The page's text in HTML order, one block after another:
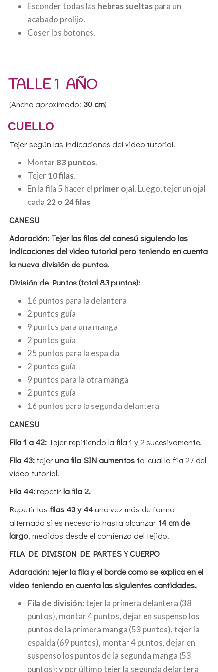
Esconder todas las hebras sueltaspara un
acabado prolijo.
Coser los botones.
TALLE 1 AÑO
(Ancho aproximado: 30 cm)
CUELLO
Tejer según las indicaciones del video tutorial.
Montar83 puntos.
Tejer10 filas.
En la fila 5 hacer el primer ojal. Luego, tejer un ojal
cada 22 o 24 filas.
CANESU
Aclaración: Tejer las filas del canesú siguiendo las
indicaciones del video tutorial pero teniendo en cuenta
la nueva división de puntos.
División de Puntos (total 83 puntos):
16 puntos para la delantera
2 puntos guía
9 puntos para una manga
2 puntos guía
25 puntos para la espalda
2 puntos guía
9 puntos para la otra manga
2 puntos guía
16 puntos para la segunda delantera
CANESU
Fila 1 a 42: Tejer repitiendo la fila 1 y 2 sucesivamente.
Fila 43: tejeruna fila SIN aumentos tal cual la fila 27 del
video tutorial.
Fila 44:repetirla fila 2.
Repetir las filas 43 y 44una vez más de forma
alternada si es necesario hasta alcanzar14 cm de
largo, medidos desde el comienzo del tejido.
FILA DE DIVISION DE PARTES Y CUERPO
Aclaración: tejer la fila y el borde como se explica en el
video teniendo en cuenta las siguientes cantidades.
Fila de división:tejer la primera delantera (38
puntos), montar 4 puntos, dejar en suspenso los
puntos de la primera manga (53 puntos), tejer la
espalda (69 puntos), montar 4 puntos, dejar en
suspenso los puntos de la segunda manga (53
puntos); y por último tejer la segunda delantera